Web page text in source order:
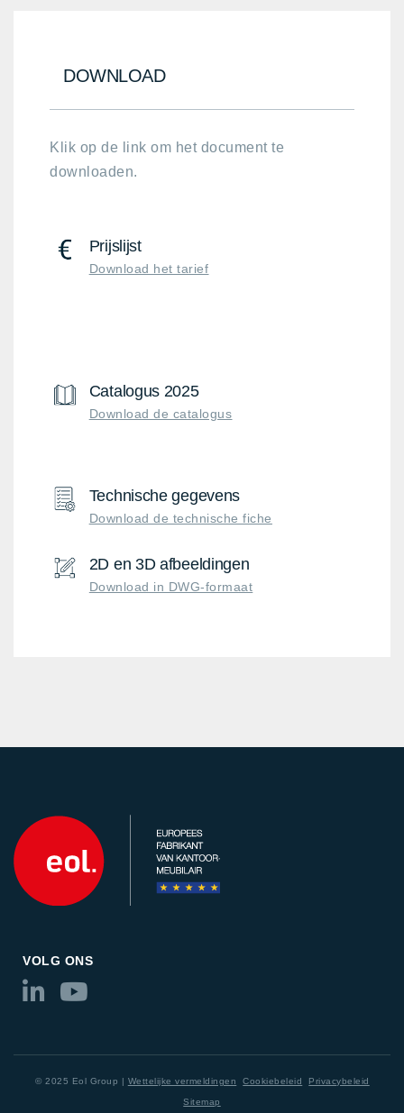
DOWNLOAD
Klik op de link om het document te
downloaden.
Prijslijst
Download het tarief
Catalogus 2025
Download de catalogus
Technische gegevens
Download de technische fiche
2D en 3D afbeeldingen
Download in DWG-formaat
VOLG ONS
© 2025 Eol Group | Wettelijke vermeldingen Cookiebeleid Privacybeleid
Sitemap